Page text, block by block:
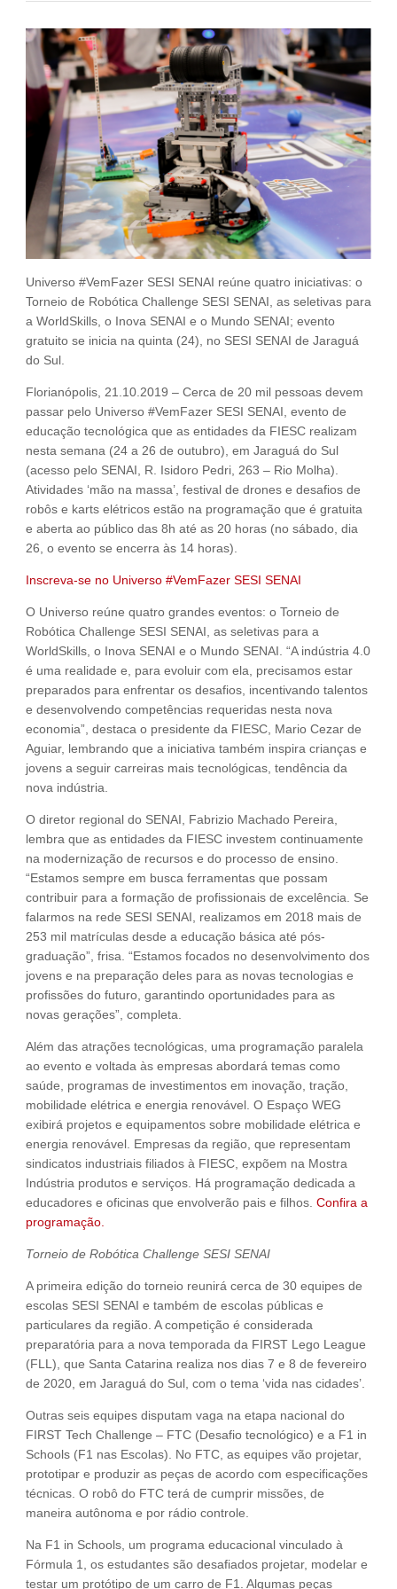
NOSSAS ASSOCIADAS
SEJA UM ASSOCIADO
VAGAS
Universo #VemFazer SESI SENAI reúne quatro iniciativas: o
Torneio de Robótica Challenge SESI SENAI, as seletivas para
a WorldSkills, o Inova SENAI e o Mundo SENAI; evento
gratuito se inicia na quinta (24), no SESI SENAI de Jaraguá
do Sul.
Florianópolis, 21.10.2019 – Cerca de 20 mil pessoas devem
passar pelo Universo #VemFazer SESI SENAI, evento de
educação tecnológica que as entidades da FIESC realizam
nesta semana (24 a 26 de outubro), em Jaraguá do Sul
(acesso pelo SENAI, R. Isidoro Pedri, 263 – Rio Molha).
Atividades ‘mão na massa’, festival de drones e desafios de
robôs e karts elétricos estão na programação que é gratuita
e aberta ao público das 8h até as 20 horas (no sábado, dia
26, o evento se encerra às 14 horas).
Inscreva-se no Universo #VemFazer SESI SENAI
O Universo reúne quatro grandes eventos: o Torneio de
Robótica Challenge SESI SENAI, as seletivas para a
WorldSkills, o Inova SENAI e o Mundo SENAI. “A indústria 4.0
é uma realidade e, para evoluir com ela, precisamos estar
preparados para enfrentar os desafios, incentivando talentos
e desenvolvendo competências requeridas nesta nova
economia”, destaca o presidente da FIESC, Mario Cezar de
Aguiar, lembrando que a iniciativa também inspira crianças e
jovens a seguir carreiras mais tecnológicas, tendência da
nova indústria.
O diretor regional do SENAI, Fabrizio Machado Pereira,
lembra que as entidades da FIESC investem continuamente
na modernização de recursos e do processo de ensino.
“Estamos sempre em busca ferramentas que possam
contribuir para a formação de profissionais de excelência. Se
falarmos na rede SESI SENAI, realizamos em 2018 mais de
253 mil matrículas desde a educação básica até pós-
graduação”, frisa. “Estamos focados no desenvolvimento dos
jovens e na preparação deles para as novas tecnologias e
profissões do futuro, garantindo oportunidades para as
novas gerações”, completa.
Além das atrações tecnológicas, uma programação paralela
ao evento e voltada às empresas abordará temas como
saúde, programas de investimentos em inovação, tração,
mobilidade elétrica e energia renovável. O Espaço WEG
exibirá projetos e equipamentos sobre mobilidade elétrica e
energia renovável. Empresas da região, que representam
sindicatos industriais filiados à FIESC, expõem na Mostra
Indústria produtos e serviços. Há programação dedicada a
educadores e oficinas que envolverão pais e filhos. Confira a
programação.
Torneio de Robótica Challenge SESI SENAI
A primeira edição do torneio reunirá cerca de 30 equipes de
escolas SESI SENAI e também de escolas públicas e
particulares da região. A competição é considerada
preparatória para a nova temporada da FIRST Lego League
(FLL), que Santa Catarina realiza nos dias 7 e 8 de fevereiro
de 2020, em Jaraguá do Sul, com o tema ‘vida nas cidades’.
Outras seis equipes disputam vaga na etapa nacional do
FIRST Tech Challenge – FTC (Desafio tecnológico) e a F1 in
Schools (F1 nas Escolas). No FTC, as equipes vão projetar,
prototipar e produzir as peças de acordo com especificações
técnicas. O robô do FTC terá de cumprir missões, de
maneira autônoma e por rádio controle.
Na F1 in Schools, um programa educacional vinculado à
Fórmula 1, os estudantes são desafiados projetar, modelar e
testar um protótipo de um carro de F1. Algumas peças